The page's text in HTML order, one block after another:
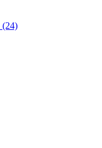
(24)